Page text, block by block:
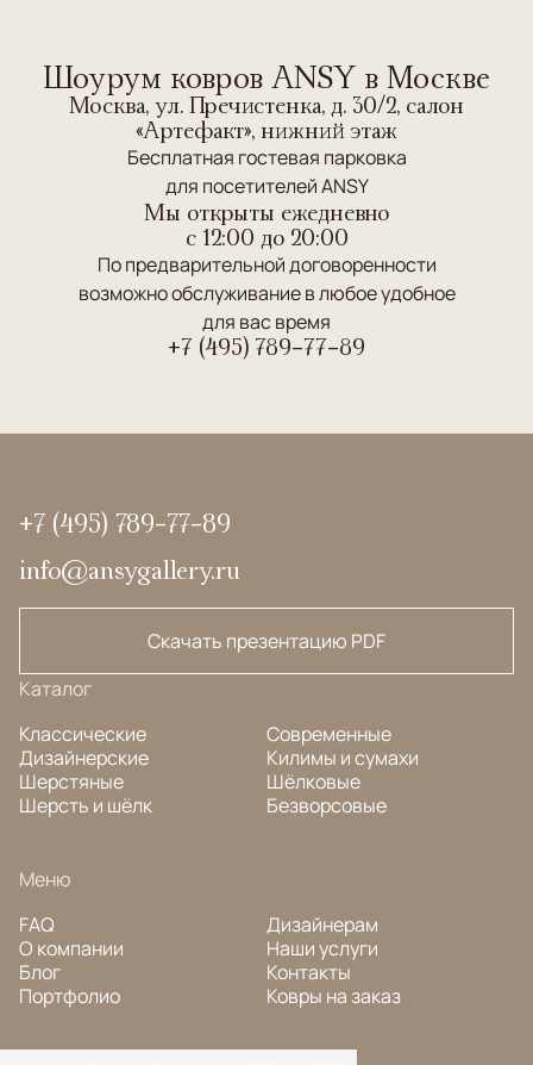
Шоурум ковров ANSY в Москве
Москва, ул. Пречистенка, д. 30/2, салон
«Артефакт», нижний этаж
Бесплатная гостевая парковка
для посетителей ANSY
Мы открыты ежедневно
c 12:00 до 20:00
По предварительной договоренности
возможно обслуживание в любое удобное
для вас время
+7 (495) 789-77-89
+7 (495) 789-77-89
info@ansygallery.ru
Скачать презентацию PDF
Каталог
Классические
Дизайнерские
Шерстяные
Шерсть и шёлк
Современные
Килимы и сумахи
Шёлковые
Безворсовые
Меню
FAQ
О компании
Блог
Портфолио
Дизайнерам
Наши услуги
Контакты
Ковры на заказ